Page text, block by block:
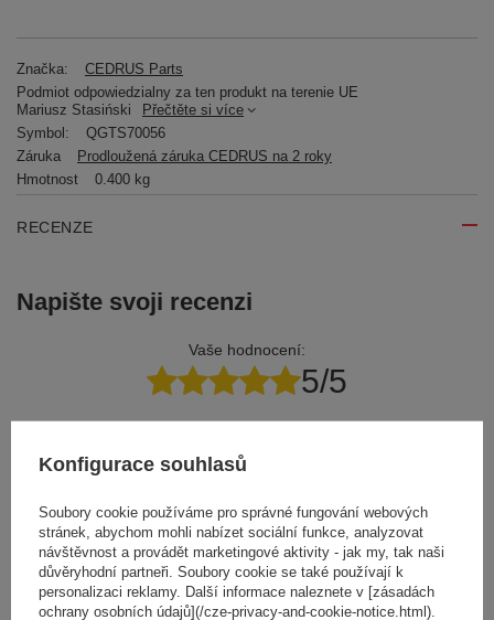
Značka:
CEDRUS Parts
Podmiot odpowiedzialny za ten produkt na terenie UE
Mariusz Stasiński
Přečtěte si více
Symbol:
QGTS70056
Záruka
Prodloužená záruka CEDRUS na 2 roky
Hmotnost
0.400 kg
RECENZE
Napište svoji recenzi
Vaše hodnocení:
5/5
Přidejte vlastní obrázek produktu:
Konfigurace souhlasů
Soubory cookie používáme pro správné fungování webových
stránek, abychom mohli nabízet sociální funkce, analyzovat
návštěvnost a provádět marketingové aktivity - jak my, tak naši
důvěryhodní partneři. Soubory cookie se také používají k
personalizaci reklamy. Další informace naleznete v [zásadách
ochrany osobních údajů](/cze-privacy-and-cookie-notice.html).